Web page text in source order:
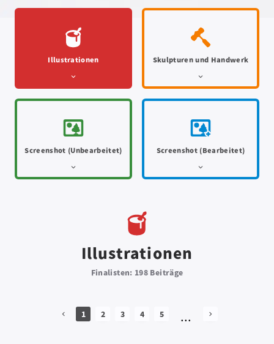
Illustrationen Skulpturen und Handwerk
Screenshot (Unbearbeitet) Screenshot (Bearbeitet)
Illustrationen
Finalisten: 198 Beiträge
1 2 3 4 5 ...